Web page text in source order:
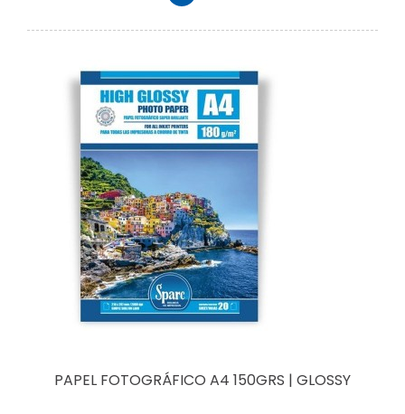
PAPEL FOTOGRÁFICO A4 150GRS | GLOSSY